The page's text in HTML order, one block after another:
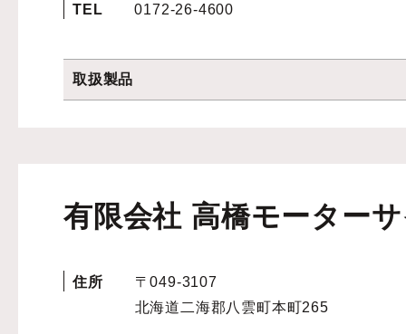
TEL 0172-26-4600
取扱製品
有限会社 高橋モーター
住所
〒049-3107
北海道二海郡八雲町本町265